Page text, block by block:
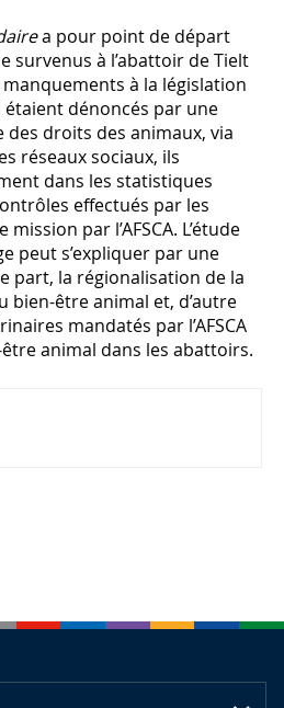
a pour point de départ
survenus à l’abattoir de Tielt
à la législation
dénoncés par une
des droits des animaux, via
réseaux sociaux, ils
dans les statistiques
effectués par les
par l’AFSCA. L’étude
peut s’expliquer par une
part, la régionalisation de la
bien-être animal et, d’autre
mandatés par l’AFSCA
animal dans les abattoirs.